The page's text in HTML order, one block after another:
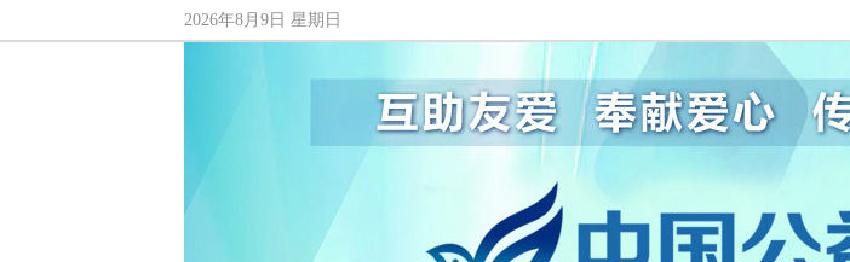
2026年8月9日 星期日